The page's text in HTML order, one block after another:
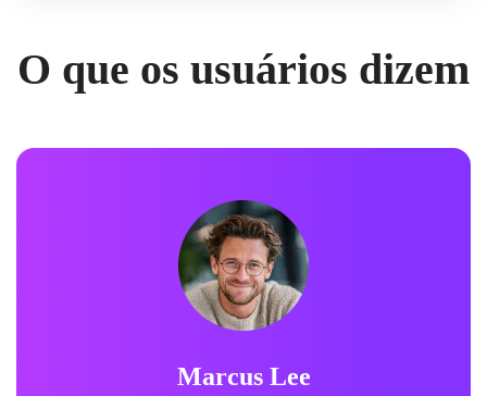
O que os usuários dizem
Marcus Lee